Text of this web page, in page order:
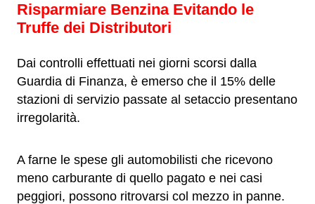
Risparmiare Benzina Evitando le
Truffe dei Distributori
Dai controlli effettuati nei giorni scorsi dalla
Guardia di Finanza, è emerso che il 15% delle
stazioni di servizio passate al setaccio presentano
irregolarità.
A farne le spese gli automobilisti che ricevono
meno carburante di quello pagato e nei casi
peggiori, possono ritrovarsi col mezzo in panne.